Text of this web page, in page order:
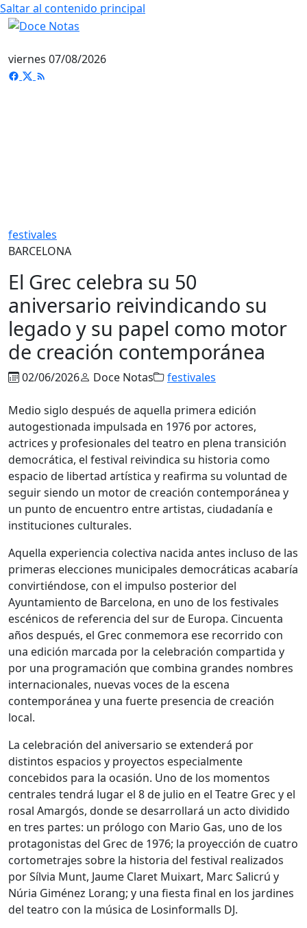
Saltar al contenido principal
viernes 07/08/2026
festivales
BARCELONA
El Grec celebra su 50
aniversario reivindicando su
legado y su papel como motor
de creación contemporánea
02/06/2026 Doce Notas festivales
Medio siglo después de aquella primera edición
autogestionada impulsada en 1976 por actores,
actrices y profesionales del teatro en plena transición
democrática, el festival reivindica su historia como
espacio de libertad artística y reafirma su voluntad de
seguir siendo un motor de creación contemporánea y
un punto de encuentro entre artistas, ciudadanía e
instituciones culturales.
Aquella experiencia colectiva nacida antes incluso de las
primeras elecciones municipales democráticas acabaría
convirtiéndose, con el impulso posterior del
Ayuntamiento de Barcelona, en uno de los festivales
escénicos de referencia del sur de Europa. Cincuenta
años después, el Grec conmemora ese recorrido con
una edición marcada por la celebración compartida y
por una programación que combina grandes nombres
internacionales, nuevas voces de la escena
contemporánea y una fuerte presencia de creación
local.
La celebración del aniversario se extenderá por
distintos espacios y proyectos especialmente
concebidos para la ocasión. Uno de los momentos
centrales tendrá lugar el 8 de julio en el Teatre Grec y el
rosal Amargós, donde se desarrollará un acto dividido
en tres partes: un prólogo con Mario Gas, uno de los
protagonistas del Grec de 1976; la proyección de cuatro
cortometrajes sobre la historia del festival realizados
por Sílvia Munt, Jaume Claret Muixart, Marc Salicrú y
Núria Giménez Lorang; y una fiesta final en los jardines
del teatro con la música de Losinformalls DJ.